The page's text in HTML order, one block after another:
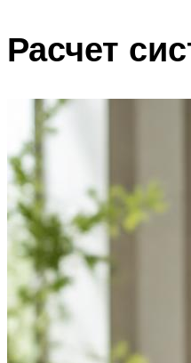
Расчет